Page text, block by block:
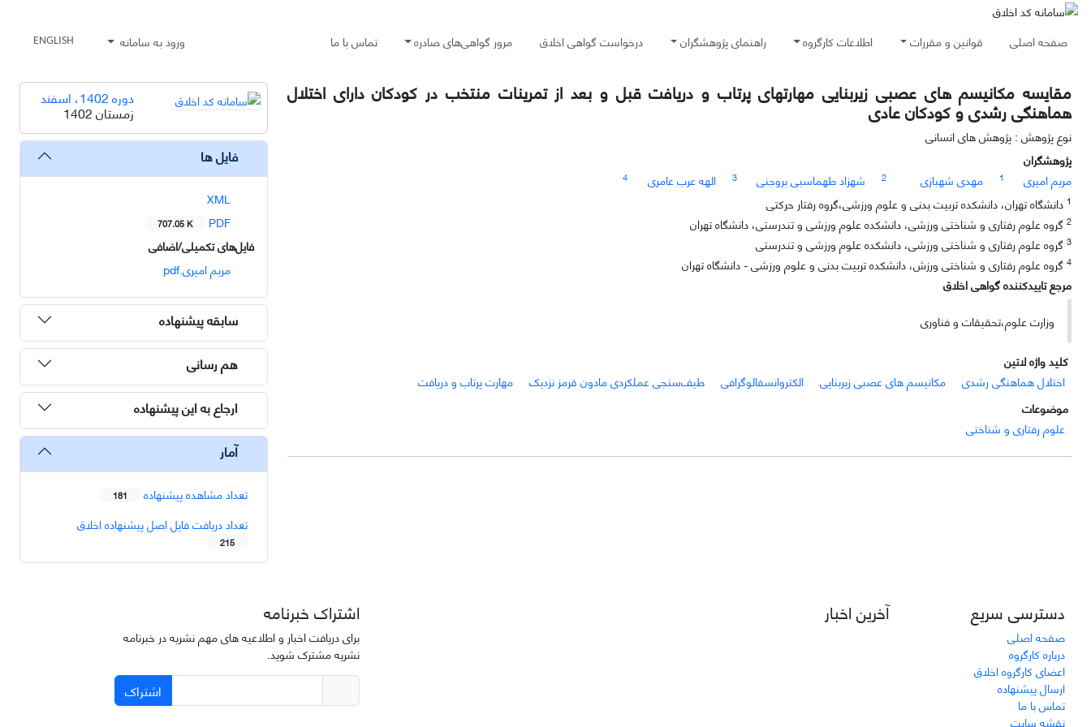
صفحه اصلی قوانین و مقررات اطلاعات کارگروه راهنمای پژوهشگران درخواست گواهی اخلاق مرور گواهی‌های صادره تماس با ما ورود به سامانه ENGLISH
مقایسه مکانیسم های عصبی زیربنایی مهارتهای پرتاب و دریافت قبل و بعد از تمرینات منتخب در کودکان دارای اختلال
هماهنگی رشدی و کودکان عادی
نوع پژوهش : پژوهش های انسانی
پژوهشگران
مریم امیری
1 مهدی شهبازی 2 شهزاد طهماسبی بروجنی 3 الهه عرب عامری
4
1 دانشگاه تهران، دانشکده تربیت بدنی و علوم ورزشی،گروه رفتار حرکتی
2 گروه علوم رفتاری و شناختی ورزشی، دانشکده علوم ورزشی و تندرستی، دانشگاه تهران
3 گروه علوم رفتاری و شناختی ورزشی، دانشکده علوم ورزشی و تندرستی
4 گروه علوم رفتاری و شناختی ورزش، دانشکده تربیت بدنی و علوم ورزشی - دانشگاه تهران
مرجع تاییدکننده گواهی اخلاق
وزارت علوم،تحقیقات و فناوری
کلید واژه لاتین
اختلال هماهنگی رشدی
مکانیسم های عصبی زیربنایی الکتروانسفالوگرافی طیف‌سنجی عملکردی مادون قرمز نزدیک
مهارت پرتاب و دریافت
موضوعات
علوم رفتاری و شناختی
دوره 1402، اسفند
زمستان 1402
فایل ها
XML
PDF
707.05 K
فایل‌های تکمیلی/اضافی
مریم امیری.pdf
سابقه پیشنهاده
هم رسانی
ارجاع به این پیشنهاده
آمار
تعداد مشاهده پیشنهاده 181
تعداد دریافت فایل اصل پیشنهاده اخلاق
215
دسترسی سریع
صفحه اصلی
درباره کارگروه
اعضای کارگروه اخلاق
ارسال پیشنهاده
تماس با ما
نقشه سایت
آخرین اخبار اشتراک خبرنامه
برای دریافت اخبار و اطلاعیه های مهم نشریه در خبرنامه
نشریه مشترک شوید.
اشتراک